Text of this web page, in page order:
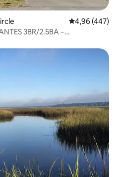
4,96 (447)
3BR/2.5BA –